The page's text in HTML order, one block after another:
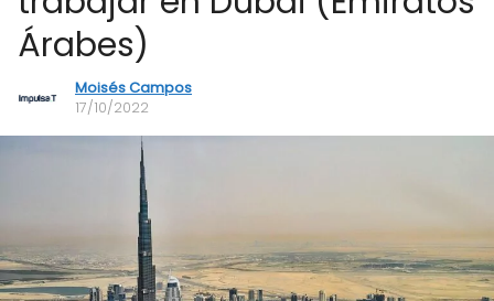
Árabes)
Moisés Campos
17/10/2022